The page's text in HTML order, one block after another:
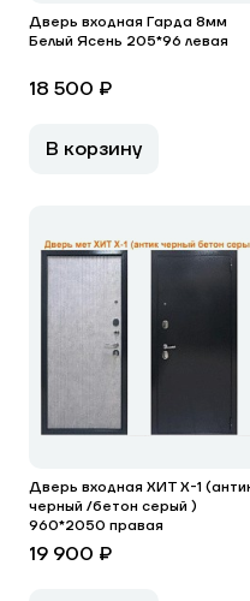
Дверь входная Гарда 8мм
Белый Ясень 205*96 левая
18 500 ₽
В корзину
Дверь входная ХИТ Х-1
черный /бетон серый )
960*2050 правая
19 900 ₽